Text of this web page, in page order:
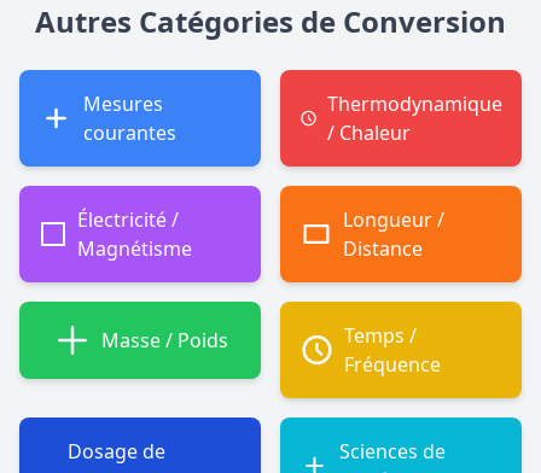
Autres Catégories de Conversion
Mesures
courantes
Thermodynamique
/ Chaleur
Électricité /
Magnétisme
Longueur /
Distance
Masse / Poids
Temps /
Fréquence
Dosage de
Sciences de